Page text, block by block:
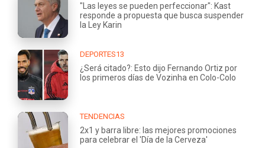
"Las leyes se pueden perfeccionar": Kast
responde a propuesta que busca suspender
la Ley Karin
DEPORTES13
¿Será citado?: Esto dijo Fernando Ortiz por
los primeros días de Vozinha en Colo-Colo
TENDENCIAS
2x1 y barra libre: las mejores promociones
para celebrar el 'Día de la Cerveza'